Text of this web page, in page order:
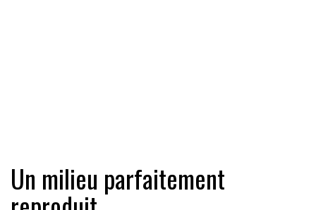
Un milieu parfaitement